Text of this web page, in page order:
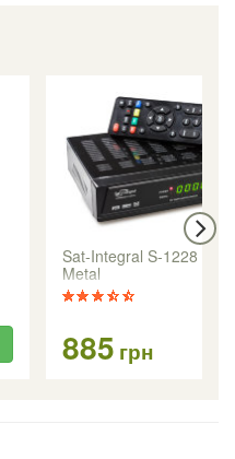
Sat-Integral S-1228 HD
Metal
885 грн